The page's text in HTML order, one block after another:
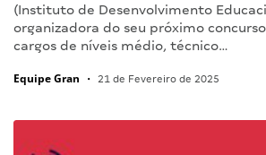
(Instituto de Desenvolvimento
organizadora do seu próximo
cargos de níveis médio, técnico…
Equipe Gran • 21 de Fevereiro de 2025